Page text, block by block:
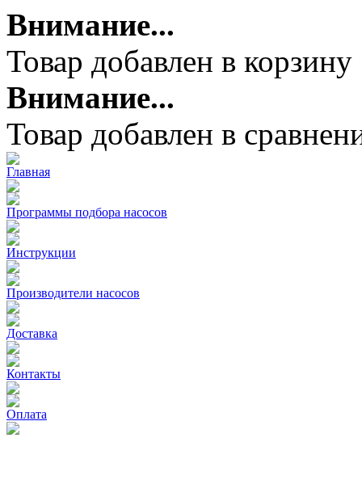
Внимание...
Товар добавлен в корзину
Внимание...
Товар добавлен в
Главная
Программы подбора насосов
Инструкции
Производители насосов
Доставка
Контакты
Оплата